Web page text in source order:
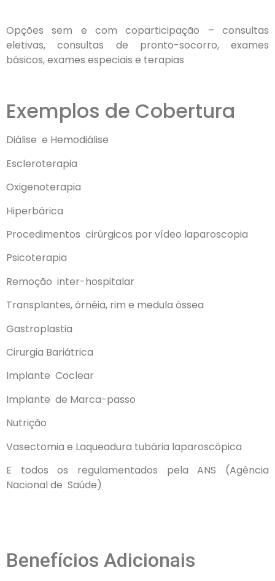
Opções sem e com coparticipação – consultas
eletivas, consultas de pronto-socorro, exames
básicos, exames especiais e terapias
Exemplos de Cobertura
Diálise e Hemodiálise
Escleroterapia
Oxigenoterapia
Hiperbárica
Procedimentos cirúrgicos por vídeo laparoscopia
Psicoterapia
Remoção inter-hospitalar
Transplantes,órnéia, rim e medula óssea
Gastroplastia
Cirurgia Bariátrica
Implante Coclear
Implante de Marca-passo
Nutrição
Vasectomia e Laqueadura tubária laparoscópica
E todos os regulamentados pela ANS (Agência
Nacional de Saúde)
Benefícios Adicionais